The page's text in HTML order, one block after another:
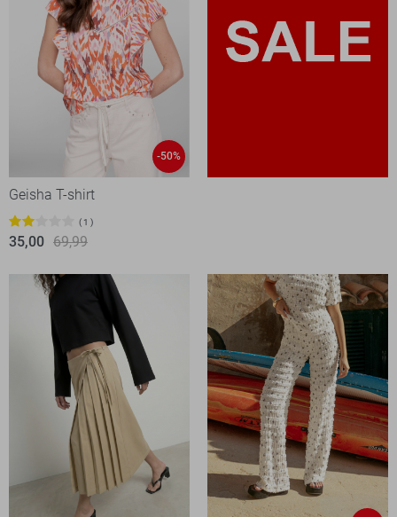
-50%
Geisha T-shirt
1
35,00 69,99